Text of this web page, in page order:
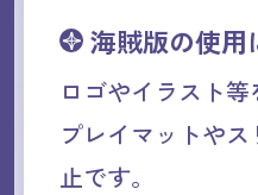
海賊版の使用
ロゴやイラスト
プレイマットや
止です。